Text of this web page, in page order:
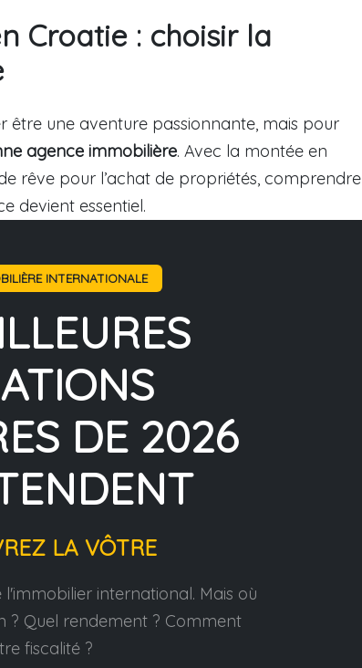
Croatie : choisir la
être une aventure passionnante, mais pour
agence immobilière. Avec la montée en
rêve pour l’achat de propriétés, comprendre
devient essentiel.
INTERNATIONALE
DE 2026
LA VÔTRE
international. Mais où
? Quel rendement ? Comment
fiscalité ?